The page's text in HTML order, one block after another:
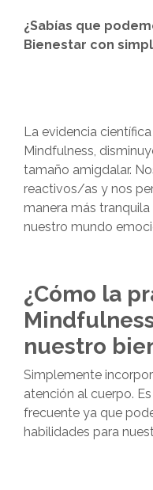
¿Sabías que
Bienestar con
La evidencia
Mindfulness,
tamaño amigdalar.
reactivos/as y nos
manera más tranquila
nuestro mundo
¿Cómo la
nuestro
Simplemente
atención al cuerpo.
frecuente ya que
habilidades para